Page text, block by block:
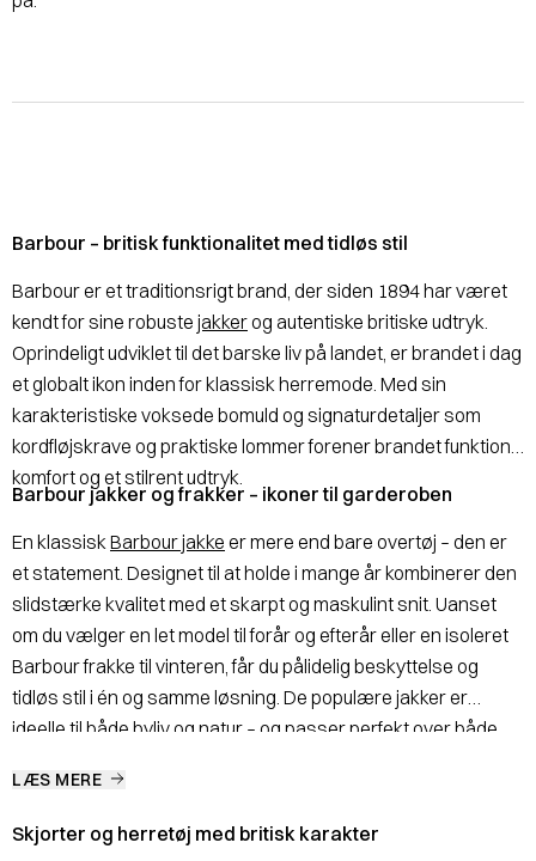
Barbour – britisk funktionalitet med tidløs stil
Barbour er et traditionsrigt brand, der siden 1894 har været
kendt for sine robuste jakkerog autentiske britiske udtryk.
Oprindeligt udviklet til det barske liv på landet, er brandet i dag
et globalt ikon inden for klassisk herremode. Med sin
karakteristiske voksede bomuld og signaturdetaljer som
kordfløjskrave og praktiske lommer forener brandet funktion,
komfort og et stilrent udtryk.
Barbour jakker og frakker – ikoner til garderoben
En klassisk Barbour jakke er mere end bare overtøj – den er
et statement. Designet til at holde i mange år kombinerer den
slidstærke kvalitet med et skarpt og maskulint snit. Uanset
om du vælger en let model til forår og efterår eller en isoleret
Barbour frakke til vinteren, får du pålidelig beskyttelse og
tidløs stil i én og samme løsning. De populære jakker er
ideelle til både byliv og natur – og passer perfekt over både
LÆS MERE
Skjorter og herretøj med britisk karakter